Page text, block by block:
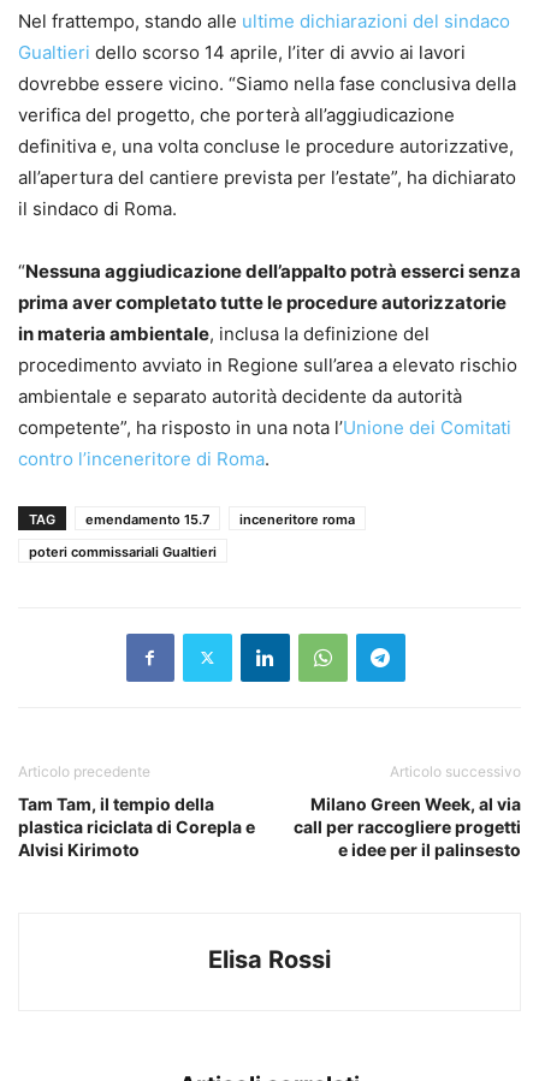
Nel frattempo, stando alle ultime dichiarazioni del sindaco
Gualtieri dello scorso 14 aprile, l’iter di avvio ai lavori
dovrebbe essere vicino. “Siamo nella fase conclusiva della
verifica del progetto, che porterà all’aggiudicazione
definitiva e, una volta concluse le procedure autorizzative,
all’apertura del cantiere prevista per l’estate”, ha dichiarato
il sindaco di Roma.
“Nessuna aggiudicazione dell’appalto potrà esserci senza
prima aver completato tutte le procedure autorizzatorie
in materia ambientale, inclusa la definizione del
procedimento avviato in Regione sull’area a elevato rischio
ambientale e separato autorità decidente da autorità
competente”, ha risposto in una nota l’Unione dei Comitati
contro l’inceneritore di Roma.
TAG emendamento 15.7
inceneritore roma
poteri commissariali Gualtieri
Articolo precedente
Tam Tam, il tempio della
plastica riciclata di Corepla e
Alvisi Kirimoto
Articolo successivo
Milano Green Week, al via
call per raccogliere progetti
e idee per il palinsesto
Elisa Rossi